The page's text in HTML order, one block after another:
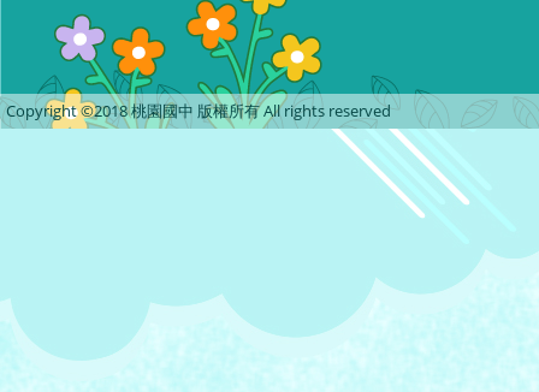
Copyright ©2018 桃園國中 版權所有 All rights reserved